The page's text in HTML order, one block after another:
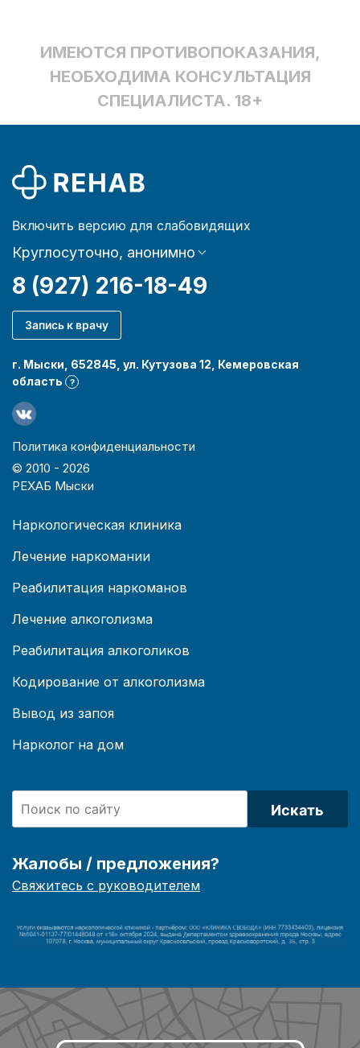
ИМЕЮТСЯ ПРОТИВОПОКАЗАНИЯ,
НЕОБХОДИМА КОНСУЛЬТАЦИЯ
СПЕЦИАЛИСТА. 18+
Включить версию для слабовидящих
Круглосуточно, анонимно
8 (927) 216-18-49
Запись к врачу
г. Мыски, 652845, ул. Кутузова 12, Кемеровская
область
?
Политика конфиденциальности
© 2010 - 2026
РЕХАБ Мыски
Наркологическая клиника
Лечение наркомании
Реабилитация наркоманов
Лечение алкоголизма
Реабилитация алкоголиков
Кодирование от алкоголизма
Вывод из запоя
Нарколог на дом
Искать
Жалобы / предложения?
Свяжитесь с руководителем